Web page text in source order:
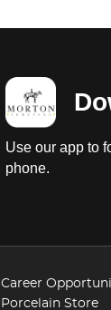
Use our app to
phone.
Career
Porcelain Store